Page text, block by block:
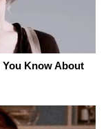
You Know About